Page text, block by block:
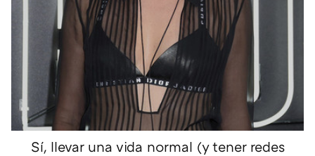
Sí, llevar una vida normal (y tener redes